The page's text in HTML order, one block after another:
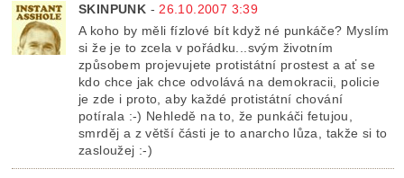
SKINPUNK - 26.10.2007 3:39
A koho by měli fízlové bít když né punkáče? Myslím
si že je to zcela v pořádku...svým životním
způsobem projevujete protistátní prostest a ať se
kdo chce jak chce odvolává na demokracii, policie
je zde i proto, aby každé protistátní chování
potírala :-) Nehledě na to, že punkáči fetujou,
smrděj a z větší části je to anarcho lůza, takže si to
zasloužej :-)